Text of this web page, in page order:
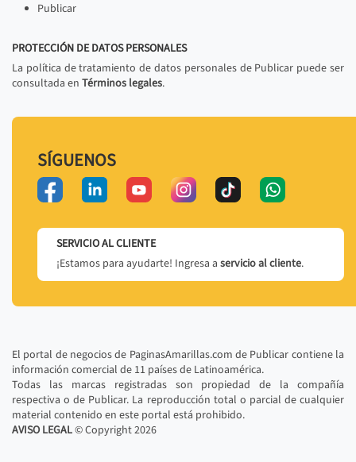
Publicar
PROTECCIÓN DE DATOS PERSONALES
La política de tratamiento de datos personales de Publicar puede ser
consultada en Términos legales.
SÍGUENOS
SERVICIO AL CLIENTE
¡Estamos para ayudarte! Ingresa a servicio al cliente.
El portal de negocios de PaginasAmarillas.com de Publicar contiene la
información comercial de 11 países de Latinoamérica.
Todas las marcas registradas son propiedad de la compañía
respectiva o de Publicar. La reproducción total o parcial de cualquier
material contenido en este portal está prohibido.
AVISO LEGAL© Copyright2026